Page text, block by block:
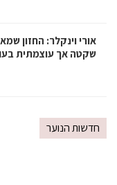
אורי וינקלר: החזון
שקטה אך עוצמתית
חדשות הנוער